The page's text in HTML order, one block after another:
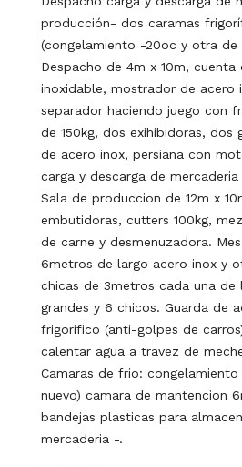
producción- dos caramas
(congelamiento -20oc y otra de
Despacho de 4m x 10m,
inoxidable, mostrador de acero
separador haciendo juego con
de 150kg, dos exihibidoras, dos
de acero inox, persiana con
carga y descarga de mercaderia
Sala de produccion de 12m x
embutidoras, cutters 100kg,
de carne y desmenuzadora.
6metros de largo acero inox y
chicas de 3metros cada una de
grandes y 6 chicos. Guarda de
frigorifico (anti-golpes de
calentar agua a travez de
Camaras de frio:
nuevo) camara de mantencion
bandejas plasticas para
mercaderia -.